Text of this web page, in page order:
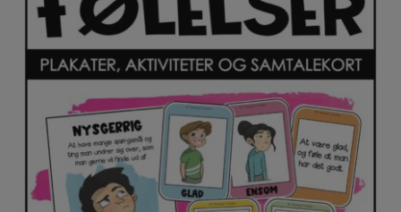
LICENSER
EXPAND
CHILD
MENU
FONTE